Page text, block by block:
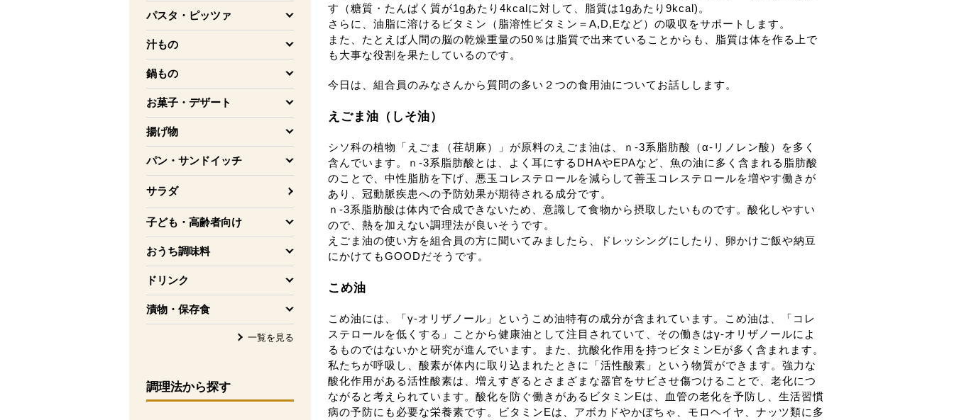
パスタ・ピッツァ
を開く
汁もの
を開く
鍋もの
を開く
お菓子・デザート
を開く
揚げ物
を開く
パン・サンドイッチ
を開く
サラダ
子ども・高齢者向け
を開く
おうち調味料
を開く
ドリンク
を開く
漬物・保存食
を開く
一覧を見る
調理法から探す
す（糖質・たんぱく質が1gあたり4kcalに対して、脂質は1gあたり9kcal)。
さらに、油脂に溶けるビタミン（脂溶性ビタミン＝A,D,Eなど）の吸収をサポートします。
また、たとえば人間の脳の乾燥重量の50％は脂質で出来ていることからも、脂質は体を作る上で
も大事な役割を果たしているのです。
今日は、組合員のみなさんから質問の多い２つの食用油についてお話しします。
えごま油（しそ油）
シソ科の植物「えごま（荏胡麻）」が原料のえごま油は、ｎ-3系脂肪酸（α-リノレン酸）を多く
含んでいます。ｎ-3系脂肪酸とは、よく耳にするDHAやEPAなど、魚の油に多く含まれる脂肪酸
のことで、中性脂肪を下げ、悪玉コレステロールを減らして善玉コレステロールを増やす働きが
あり、冠動脈疾患への予防効果が期待される成分です。
ｎ-3系脂肪酸は体内で合成できないため、意識して食物から摂取したいものです。酸化しやすい
ので、熱を加えない調理法が良いそうです。
えごま油の使い方を組合員の方に聞いてみましたら、ドレッシングにしたり、卵かけご飯や納豆
にかけてもGOODだそうです。
こめ油
こめ油には、「γ-オリザノール」というこめ油特有の成分が含まれています。こめ油は、「コレ
ステロールを低くする」ことから健康油として注目されていて、その働きはγ-オリザノールによ
るものではないかと研究が進んでいます。また、抗酸化作用を持つビタミンEが多く含まれます。
私たちが呼吸し、酸素が体内に取り込まれたときに「活性酸素」という物質ができます。強力な
酸化作用がある活性酸素は、増えすぎるとさまざまな器官をサビさせ傷つけることで、老化につ
ながると考えられています。酸化を防ぐ働きがあるビタミンEは、血管の老化を予防し、生活習慣
病の予防にも必要な栄養素です。ビタミンEは、アボカドやかぼちゃ、モロヘイヤ、ナッツ類に多